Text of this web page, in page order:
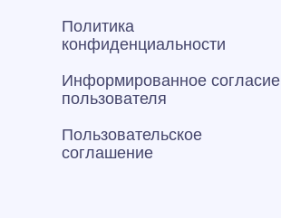
Политика
конфиденциальности
Информированное согласие
пользователя
Пользовательское
соглашение